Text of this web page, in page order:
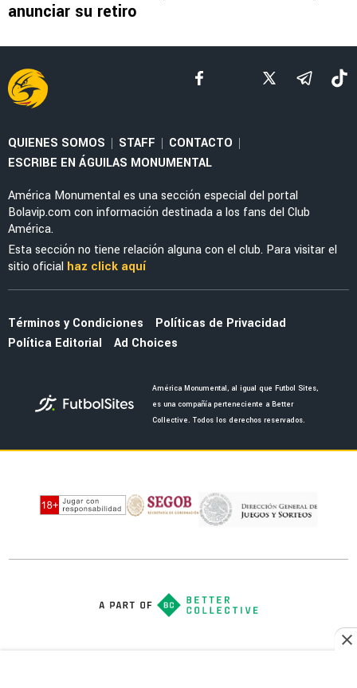
NOTICIAS
Guillermo Ochoa tendría nueva estafeta en
América tras retirarse
¿Guillermo Ochoa tendrá partido de homenaje